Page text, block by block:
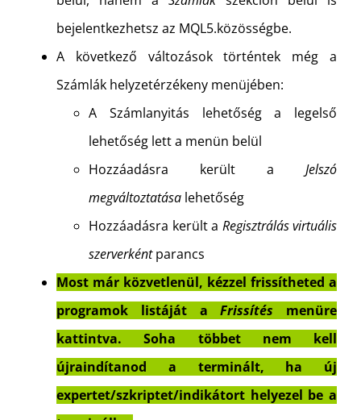
bejelentkezhetsz az MQL5.közösségbe.
A következő változások történtek még a
Számlák helyzetérzékeny menüjében:
A Számlanyitás lehetőség a legelső
lehetőség lett a menün belül
Hozzáadásra került a Jelszó
megváltoztatása lehetőség
Hozzáadásra került a Regisztrálás virtuális
szerverkéntparancs
Most már közvetlenül, kézzel frissítheted a
programok listáját aFrissítés menüre
kattintva. Soha többet nem kell
újraindítanod a terminált, ha új
expertet/szkriptet/indikátort helyezel be a